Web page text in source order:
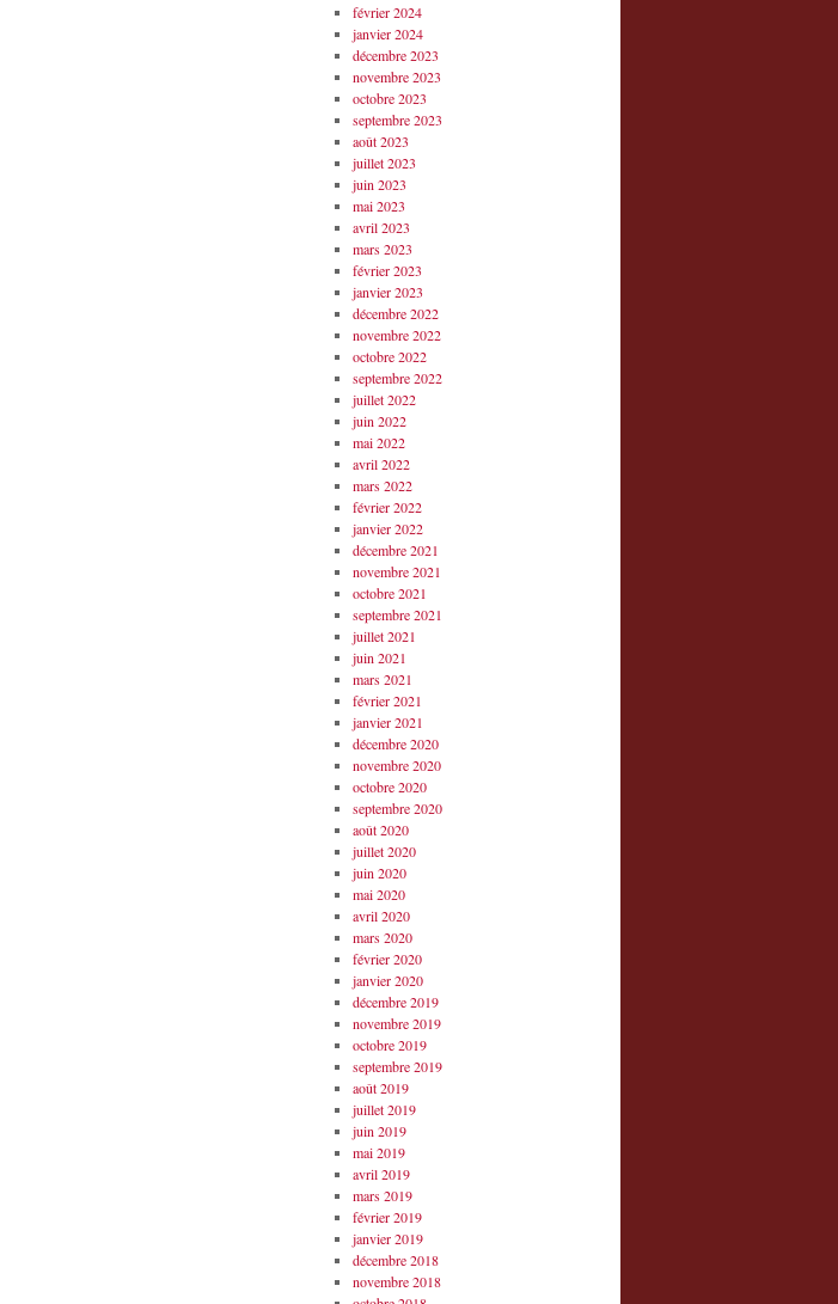
février 2024
janvier 2024
décembre 2023
novembre 2023
octobre 2023
septembre 2023
août 2023
juillet 2023
juin 2023
mai 2023
avril 2023
mars 2023
février 2023
janvier 2023
décembre 2022
novembre 2022
octobre 2022
septembre 2022
juillet 2022
juin 2022
mai 2022
avril 2022
mars 2022
février 2022
janvier 2022
décembre 2021
novembre 2021
octobre 2021
septembre 2021
juillet 2021
juin 2021
mars 2021
février 2021
janvier 2021
décembre 2020
novembre 2020
octobre 2020
septembre 2020
août 2020
juillet 2020
juin 2020
mai 2020
avril 2020
mars 2020
février 2020
janvier 2020
décembre 2019
novembre 2019
octobre 2019
septembre 2019
août 2019
juillet 2019
juin 2019
mai 2019
avril 2019
mars 2019
février 2019
janvier 2019
décembre 2018
novembre 2018